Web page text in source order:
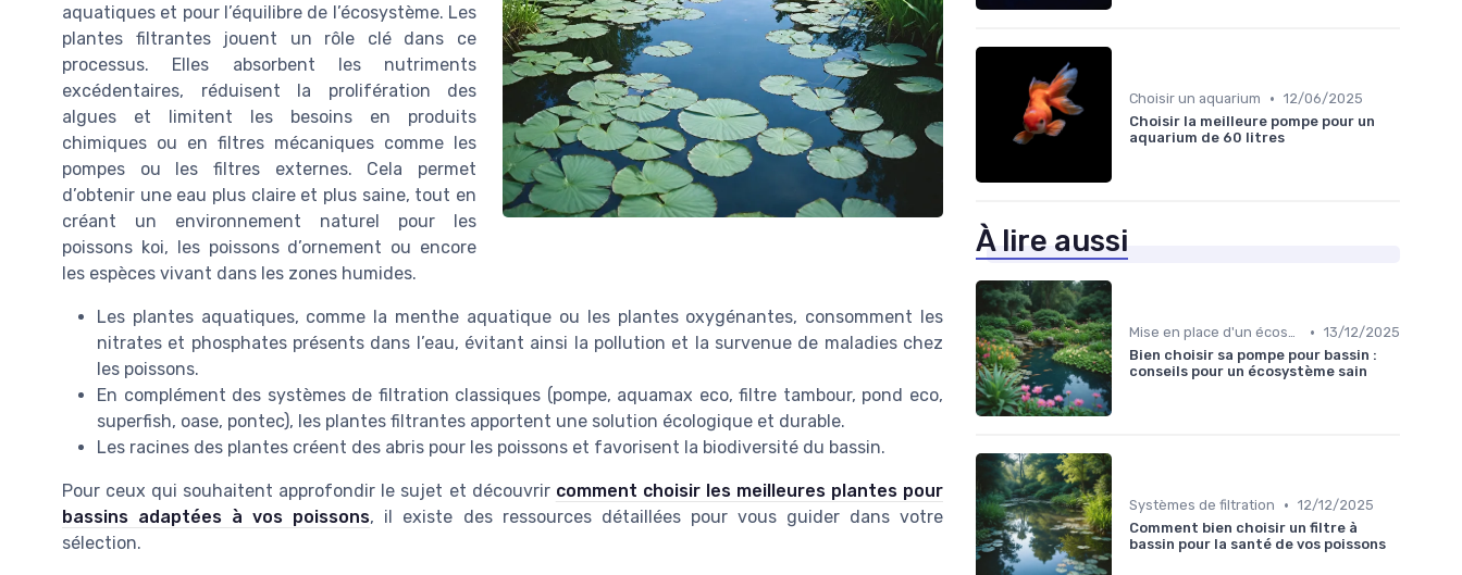
aquatiques et pour l’équilibre de l’écosystème. Les
plantes filtrantes jouent un rôle clé dans ce
processus. Elles absorbent les nutriments
excédentaires, réduisent la prolifération des
algues et limitent les besoins en produits
chimiques ou en filtres mécaniques comme les
pompes ou les filtres externes. Cela permet
d’obtenir une eau plus claire et plus saine, tout en
créant un environnement naturel pour les
poissons koi, les poissons d’ornement ou encore
les espèces vivant dans les zones humides.
Les plantes aquatiques, comme la menthe aquatique ou les plantes oxygénantes, consomment les
nitrates et phosphates présents dans l’eau, évitant ainsi la pollution et la survenue de maladies chez
les poissons.
En complément des systèmes de filtration classiques (pompe, aquamax eco, filtre tambour, pond eco,
superfish, oase, pontec), les plantes filtrantes apportent une solution écologique et durable.
Les racines des plantes créent des abris pour les poissons et favorisent la biodiversité du bassin.
Pour ceux qui souhaitent approfondir le sujet et découvrir comment choisir les meilleures plantes pour
bassins adaptées à vos poissons, il existe des ressources détaillées pour vous guider dans votre
sélection.
Choisir un aquarium • 12/06/2025
Choisir la meilleure pompe pour un
aquarium de 60 litres
À lire aussi
Mise en place d'un écosystème • 13/12/2025
Bien choisir sa pompe pour bassin :
conseils pour un écosystème sain
Systèmes de filtration • 12/12/2025
Comment bien choisir un filtre à
bassin pour la santé de vos poissons